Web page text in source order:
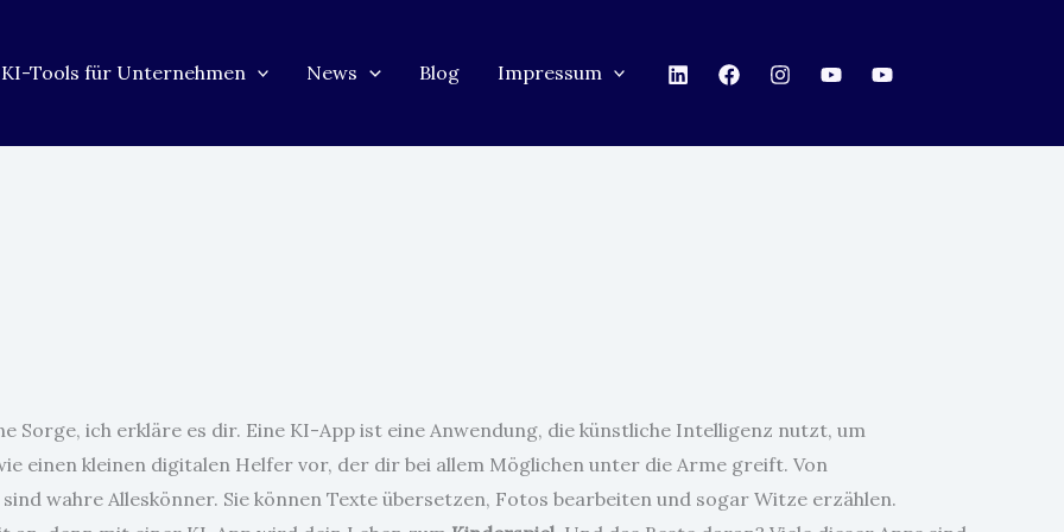
KI-Tools für Unternehmen News Blog Impressum
Sorge, ich erkläre es dir. Eine KI-App ist eine Anwendung, die künstliche Intelligenz nutzt, um
einen kleinen digitalen Helfer vor, der dir bei allem Möglichen unter die Arme greift. Von
wahre Alleskönner. Sie können Texte übersetzen, Fotos bearbeiten und sogar Witze erzählen.